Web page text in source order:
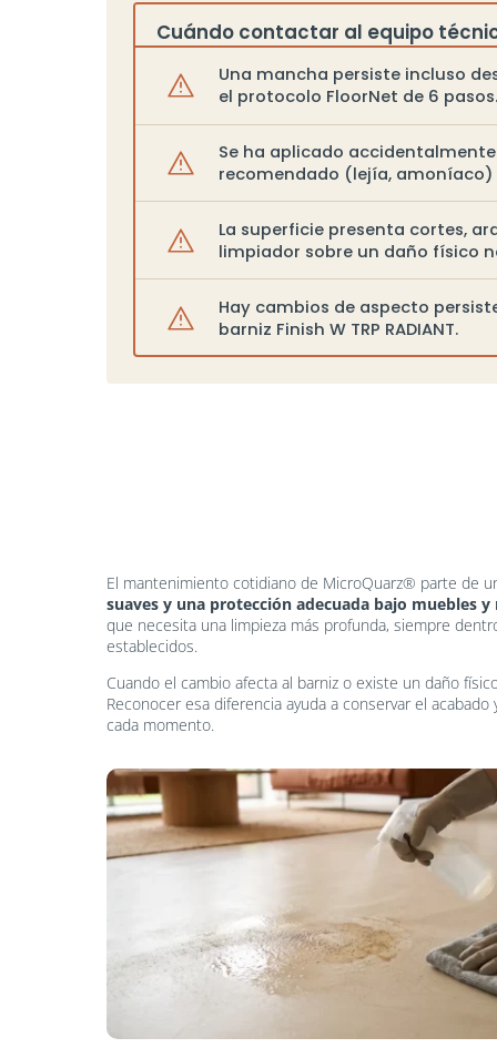
Cuándo contactar al equipo
Una mancha persiste incluso
el protocolo FloorNet de 6
Se ha aplicado
recomendado (lejía, amoníaco)
La superficie presenta cortes,
limpiador sobre un daño físico
Hay cambios de aspecto
barniz Finish W TRP RADIANT.
El mantenimiento cotidiano de MicroQuarz® parte de
suaves y una protección adecuada bajo muebles y
que necesita una limpieza más profunda, siempre
establecidos.
Cuando el cambio afecta al barniz o existe un daño
Reconocer esa diferencia ayuda a conservar el
cada momento.